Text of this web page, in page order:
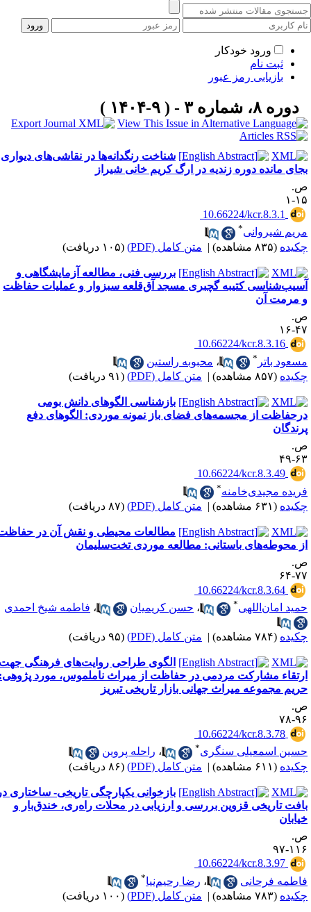
ورود خودکار
ثبت نام
بازیابی رمز عبور
دوره ۸، شماره ۳ - ( ۹-۱۴۰۴ )
شناخت رنگدانه‌ها در نقاشی‌های دیواری
مانده دوره زندیه در ارگ کریم خانی شیراز
۱
‎ 10.66224/kcr.8.3.1
شیروانی
(۸۳۵ مشاهده) | متن کامل (PDF) (۱۰۵ دریافت)
بررسی فنی، مطالعه آزمایشگاهی و
کتیبه گچبری مسجد ‌آق‌قلعه سبزوار و عملیات حفاظت
مرمت آن
۱۶
‎ ‌10.66224/kcr.8.3.16
باتر* ،محبوبه راستین
(۸۵۷ مشاهده) | متن کامل (PDF) (۹۱ دریافت)
بازشناسی الگوهای دانش بومی
از مجسمه‌های فضای باز نمونه موردی: الگوهای دفع
۴۹
‎ ‌10.66224/kcr.8.3.49
مجیدی‌خامنه
(۶۳۱ مشاهده) | متن کامل (PDF) (۸۷ دریافت)
مطالعات محیطی و نقش آن در حفاظت
محوطه‌های باستانی: مطالعه موردی تخت‌سلیمان
۶۴
‎ ‌10.66224/kcr.8.3.64
امان‌اللهی
،حسن کریمیان ،فاطمه شیخ احمدی
(۷۸۴ مشاهده) | متن کامل (PDF) (۹۵ دریافت)
الگوی طراحی روایت‌های فرهنگی جهت
مشارکت مردمی در حفاظت از میراث ناملموس، مورد پژوهی:
مجموعه میراث جهانی بازار تاریخی تبریز
۷۸
‎ ‌10.66224/kcr.8.3.78
اسمعیلی سنگری
،راحله پروین
(۶۱۱ مشاهده) | متن کامل (PDF) (۸۶ دریافت)
بازخوانی یکپارچگی تاریخی- ساختاری در
تاریخی قزوین بررسی و ارزیابی در محلات راه‌ری، خندق‌بار و
۹۷
‎ ‌10.66224/kcr.8.3.97
فرحانی
،رضا رحیم‌نیا
(۷۸۳ مشاهده) | متن کامل (PDF) (۱۰۰ دریافت)